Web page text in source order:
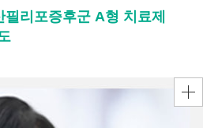
리포증후군 A형 치료제